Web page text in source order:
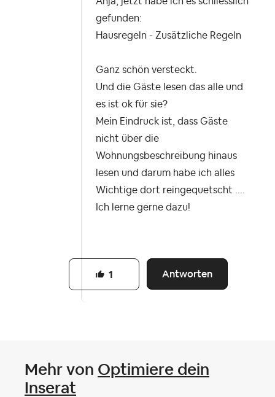
gefunden:
Hausregeln - Zusätzliche Regeln
Ganz schön versteckt.
Und die Gäste lesen das alle und
es ist ok für sie?
Mein Eindruck ist, dass Gäste
nicht über die
Wohnungsbeschreibung hinaus
lesen und darum habe ich alles
Wichtige dort reingequetscht ....
Ich lerne gerne dazu!
Antworten
1
Mehr von Optimiere dein
Inserat